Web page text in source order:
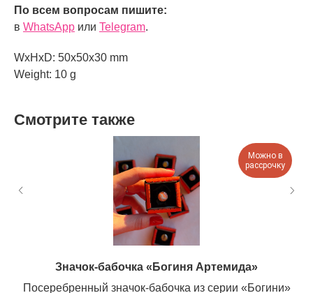
По всем вопросам пишите:
в WhatsApp или Telegram.
WxHxD: 50x50x30 mm
Weight: 10 g
Смотрите также
Можно в
рассрочку
Значок-бабочка «Богиня Артемида»
Посеребренный значок-бабочка из серии «Богини»